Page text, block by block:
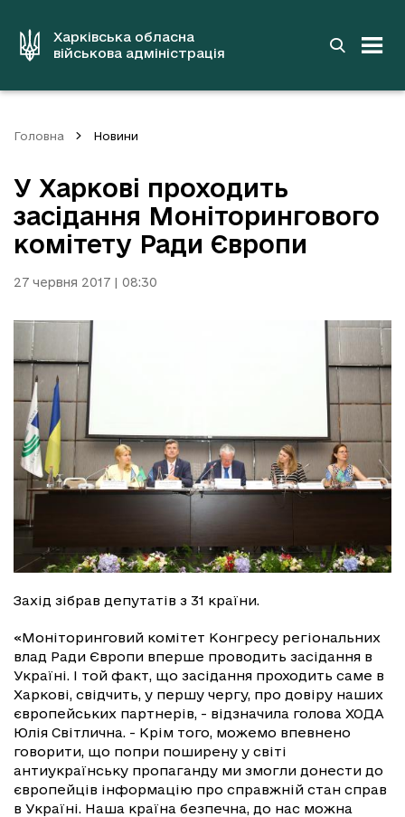
вмістуХарківська обласна
військова адміністрація
Головна Новини
У Харкові проходить
засідання Моніторингового
комітету Ради Європи
27 червня 2017 | 08:30
Захід зібрав депутатів з 31 країни.
«Моніторинговий комітет Конгресу регіональних
влад Ради Європи вперше проводить засідання в
Україні. І той факт, що засідання проходить саме в
Харкові, свідчить, у першу чергу, про довіру наших
європейських партнерів, - відзначила голова ХОДА
Юлія Світлична. - Крім того, можемо впевнено
говорити, що попри поширену у світі
антиукраїнську пропаганду ми змогли донести до
європейців інформацію про справжній стан справ
в Україні. Наша країна безпечна, до нас можна